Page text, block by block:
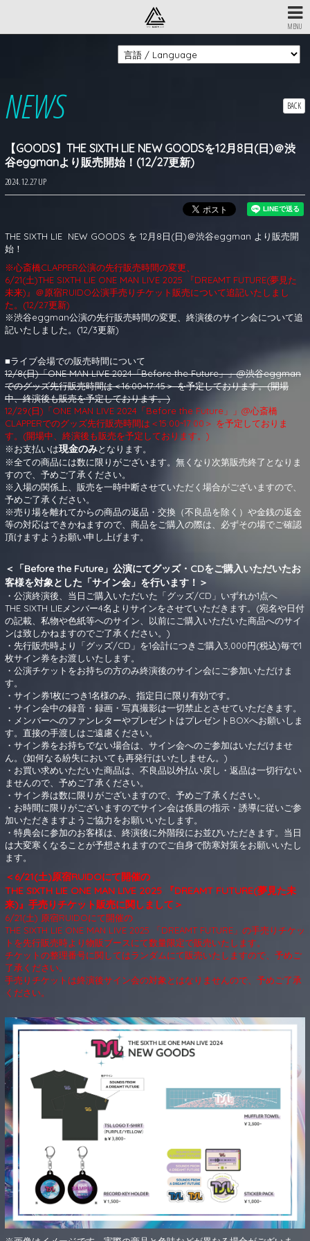
MENU
NEWS BACK
【GOODS】THE SIXTH LIE NEW GOODSを12月8日(日)＠渋
谷eggmanより販売開始！(12/27更新)
2024.12.27 UP
THE SIXTH LIE NEW GOODS を 12月8日(日)＠渋谷eggman より販売開
始！
※心斎橋CLAPPER公演の先行販売時間の変更、
6/21(土)THE SIXTH LIE ONE MAN LIVE 2025 『DREAMT FUTURE(夢見た
未来)』＠原宿RUIDO公演手売りチケット販売について追記いたしまし
た。(12/27更新)
※渋谷eggman公演の先行販売時間の変更、終演後のサイン会について追
記いたしました。(12/3更新)
■ライブ会場での販売時間について
12/8(日)「ONE MAN LIVE 2024「Before the Future」」@渋谷eggman
でのグッズ先行販売時間は＜16:00~17:45＞ を予定しております。(開場
中、終演後も販売を予定しております。)
12/29(日)「ONE MAN LIVE 2024「Before the Future」」@心斎橋
CLAPPERでのグッズ先行販売時間は＜15:00~17:00＞ を予定しておりま
す。(開場中、終演後も販売を予定しております。)
※お支払いは現金のみとなります。
※全ての商品には数に限りがございます。無くなり次第販売終了となりま
すので、予めご了承ください。
※入場の関係上、販売を一時中断させていただく場合がございますので、
予めご了承ください。
※売り場を離れてからの商品の返品・交換（不良品を除く）や金銭の返金
等の対応はできかねますので、商品をご購入の際は、必ずその場でご確認
頂けますようお願い申し上げます。
＜「Before the Future」公演にてグッズ・CDをご購入いただいたお
客様を対象とした「サイン会」を行います！＞
・公演終演後、当日ご購入いただいた「グッズ/CD」いずれか1点へ
THE SIXTH LIEメンバー4名よりサインをさせていただきます。(宛名や日付
の記載、私物や色紙等へのサイン、以前にご購入いただいた商品へのサイ
ンは致しかねますのでご了承ください。)
・先行販売時より「グッズ/CD」を1会計につきご購入3,000円(税込)毎で1
枚サイン券をお渡しいたします。
・公演チケットをお持ちの方のみ終演後のサイン会にご参加いただけま
す。
・サイン券1枚につき1名様のみ、指定日に限り有効です。
・サイン会中の録音・録画・写真撮影は一切禁止とさせていただきます。
・メンバーへのファンレターやプレゼントはプレゼントBOXへお願いしま
す。直接の手渡しはご遠慮ください。
・サイン券をお持ちでない場合は、サイン会へのご参加はいただけませ
ん。(如何なる紛失においても再発行はいたしません。)
・お買い求めいただいた商品は、不良品以外払い戻し・返品は一切行ない
ませんので、予めご了承ください。
・サイン券は数に限りがございますので、予めご了承ください。
・お時間に限りがございますのでサイン会は係員の指示・誘導に従いご参
加いただきますようご協力をお願いいたします。
・特典会に参加のお客様は、終演後に外階段にお並びいただきます。当日
は大変寒くなることが予想されますのでご自身で防寒対策をお願いいたし
ます。
＜6/21(土)原宿RUIDOにて開催の
THE SIXTH LIE ONE MAN LIVE 2025 『DREAMT FUTURE(夢見た未
来)』手売りチケット販売に関しまして＞
6/21(土) 原宿RUIDOにて開催の
THE SIXTH LIE ONE MAN LIVE 2025 「DREAMT FUTURE」の手売りチケッ
トを先行販売時より物販ブースにて数量限定で販売いたします。
チケットの整理番号に関してはランダムにて販売いたしますので、予めご
了承ください。
手売りチケットは終演後サイン会の対象とはなりませんので、予めご了承
ください。